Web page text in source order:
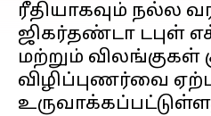
ரீதியாகவும் நல்ல
ஜிகர்தண்டா டபுள்
மற்றும் விலங்குகள்
விழிப்புணர்வை